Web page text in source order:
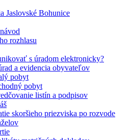
Jaslovské Bohunice
rozhlasu
s úradom elektronicky?
a evidencia obyvateľov
pobyt
pobyt
listín a podpisov
skoršieho priezviska po rozvode